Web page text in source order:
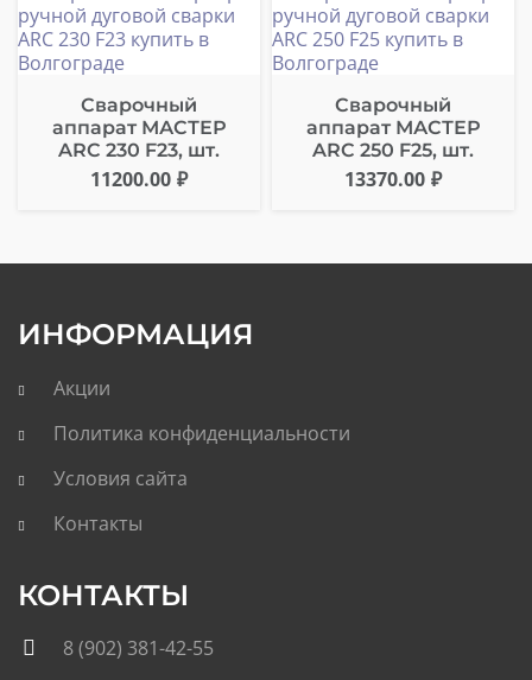
Сварочный
аппарат МАСТЕР
ARC 230 F23, шт.
11200.00 ₽
Сварочный
аппарат МАСТЕР
ARC 250 F25, шт.
13370.00 ₽
ИНФОРМАЦИЯ
Акции
Политика конфиденциальности
Условия сайта
Контакты
КОНТАКТЫ
8 (902) 381-42-55